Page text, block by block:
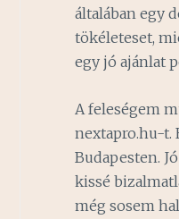
általában egy
tökéleteset,
egy jó ajánlat
A feleségem
nextapro.hu-t.
Budapesten.
kissé
még sosem